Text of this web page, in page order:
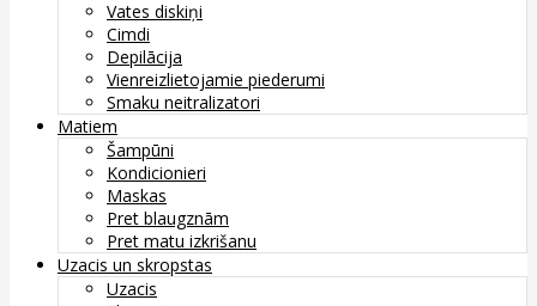
Vates diskiņi
Cimdi
Depilācija
Vienreizlietojamie piederumi
Smaku neitralizatori
Matiem
Šampūni
Kondicionieri
Maskas
Pret blaugznām
Pret matu izkrišanu
Uzacis un skropstas
Uzacis